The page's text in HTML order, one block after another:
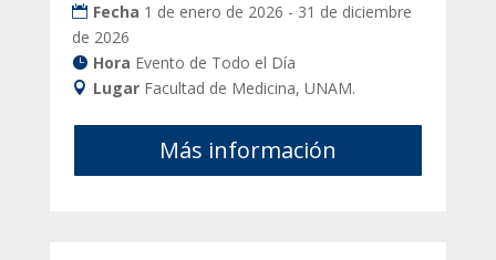
Fecha 1 de enero de 2026 - 31 de diciembre
de 2026
Hora Evento de Todo el Día
Lugar Facultad de Medicina, UNAM.
Más información